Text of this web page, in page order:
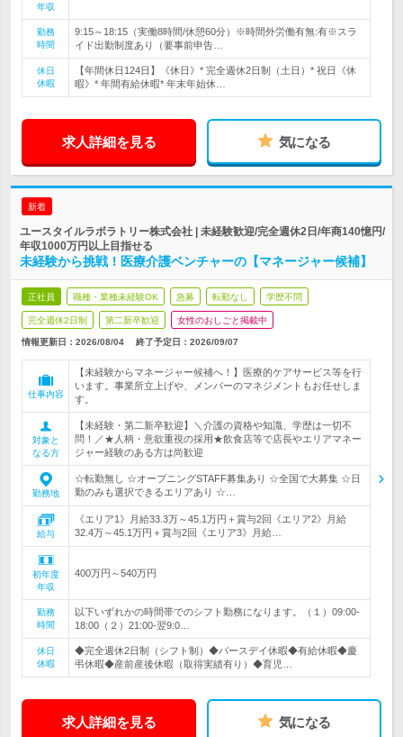
年収
勤務
時間
9:15～18:15（実働8時間/休憩60分）※時間外労働有無:有※スラ
イド出勤制度あり（要事前申告…
休日
休暇
【年間休日124日】《休日》* 完全週休2日制（土日）* 祝日《休
暇》* 年間有給休暇* 年末年始休…
求人詳細を見る 気になる
新着
ユースタイルラボラトリー株式会社 | 未経験歓迎/完全週休2日/年商140憶円/
年収1000万円以上目指せる
未経験から挑戦！医療介護ベンチャーの【マネージャー候補】
正社員 職種・業種未経験OK 急募 転勤なし 学歴不問
完全週休2日制 第二新卒歓迎 女性のおしごと掲載中
情報更新日：2026/08/04 終了予定日： 2026/09/07
仕事内容
【未経験からマネージャー候補へ！】医療的ケアサービス等を行
います。事業所立上げや、メンバーのマネジメントもお任せしま
す。
対象と
なる方
【未経験・第二新卒歓迎】＼介護の資格や知識、学歴は一切不
問！／★人柄・意欲重視の採用★飲食店等で店長やエリアマネー
ジャー経験のある方は尚歓迎
勤務地
☆転勤無し ☆オープニングSTAFF募集あり ☆全国で大募集 ☆日
勤のみも選択できるエリアあり ☆…
給与
《エリア1》月給33.3万～45.1万円＋賞与2回《エリア2》月給
32.4万～45.1万円＋賞与2回《エリア3》月給…
初年度
年収
400万円～540万円
勤務
時間
以下いずれかの時間帯でのシフト勤務になります。（１）09:00-
18:00（２）21:00-翌9:0…
休日
休暇
◆完全週休2日制（シフト制）◆バースデイ休暇◆有給休暇◆慶
弔休暇◆産前産後休暇（取得実績有り）◆育児…
求人詳細を見る 気になる